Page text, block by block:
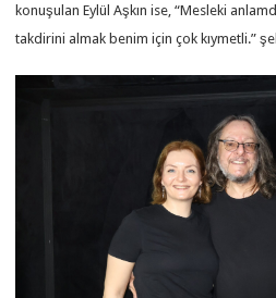
konuşulan Eylül Aşkın ise, “Mesleki
takdirini almak benim için çok kıymetli.”